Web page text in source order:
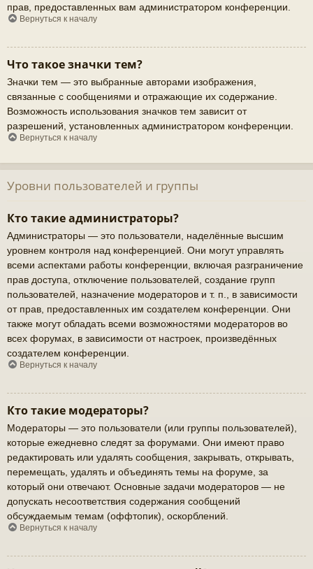
прав, предоставленных вам администратором конференции.
Вернуться к началу
Что такое значки тем?
Значки тем — это выбранные авторами изображения,
связанные с сообщениями и отражающие их содержание.
Возможность использования значков тем зависит от
разрешений, установленных администратором конференции.
Вернуться к началу
Уровни пользователей и группы
Кто такие администраторы?
Администраторы — это пользователи, наделённые высшим
уровнем контроля над конференцией. Они могут управлять
всеми аспектами работы конференции, включая разграничение
прав доступа, отключение пользователей, создание групп
пользователей, назначение модераторов и т. п., в зависимости
от прав, предоставленных им создателем конференции. Они
также могут обладать всеми возможностями модераторов во
всех форумах, в зависимости от настроек, произведённых
создателем конференции.
Вернуться к началу
Кто такие модераторы?
Модераторы — это пользователи (или группы пользователей),
которые ежедневно следят за форумами. Они имеют право
редактировать или удалять сообщения, закрывать, открывать,
перемещать, удалять и объединять темы на форуме, за
который они отвечают. Основные задачи модераторов — не
допускать несоответствия содержания сообщений
обсуждаемым темам (оффтопик), оскорблений.
Вернуться к началу